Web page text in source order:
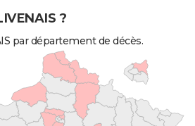
?
par département de décès.